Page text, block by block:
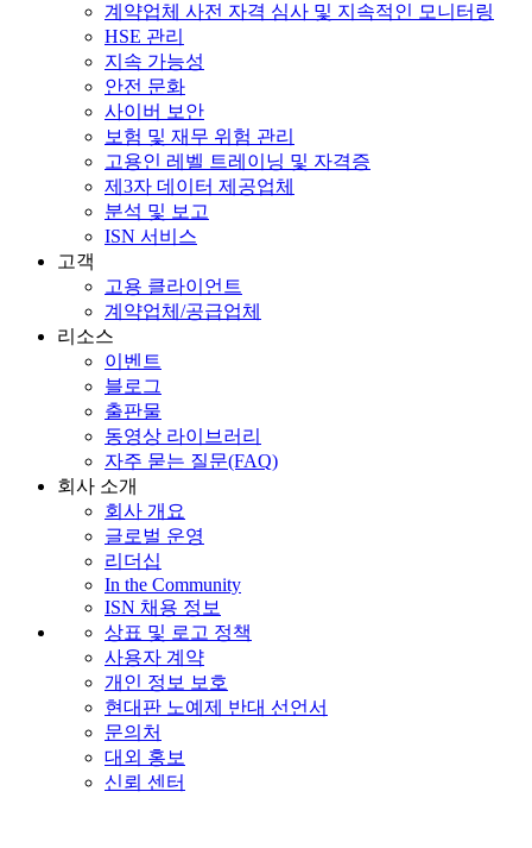
계약업체 사전 자격 심사 및 지속적인 모니터링
HSE 관리
지속 가능성
안전 문화
사이버 보안
보험 및 재무 위험 관리
고용인 레벨 트레이닝 및 자격증
제3자 데이터 제공업체
분석 및 보고
ISN 서비스
고객
고용 클라이언트
계약업체/공급업체
리소스
이벤트
블로그
출판물
동영상 라이브러리
자주 묻는 질문(FAQ)
회사 소개
회사 개요
글로벌 운영
리더십
In the Community
ISN 채용 정보
상표 및 로고 정책
사용자 계약
개인 정보 보호
현대판 노예제 반대 선언서
문의처
대외 홍보
신뢰 센터